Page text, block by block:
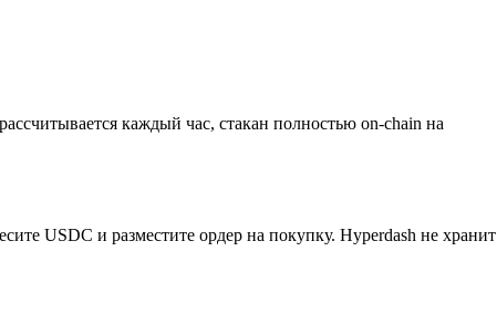
каждый час, стакан полностью on-chain на
USDC и разместите ордер на покупку. Hyperdash не хранит